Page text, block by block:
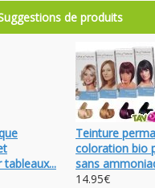
de produits
Teinture
coloration bio
sans
14.95€